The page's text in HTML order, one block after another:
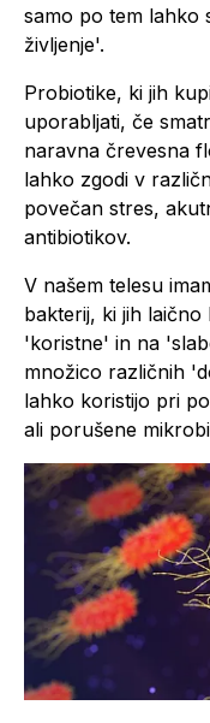
samo po tem lahko
življenje'.
Probiotike, ki jih
uporabljati, če
naravna črevesna
lahko zgodi v
povečan stres,
antibiotikov.
V našem telesu
bakterij, ki jih
'koristne' in na
množico različnih
lahko koristijo pri
ali porušene